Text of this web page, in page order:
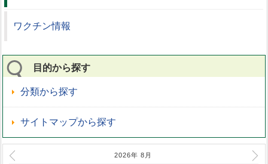
ワクチン情報
目的から探す
分類から探す
サイトマップから探す
2026年 8 月